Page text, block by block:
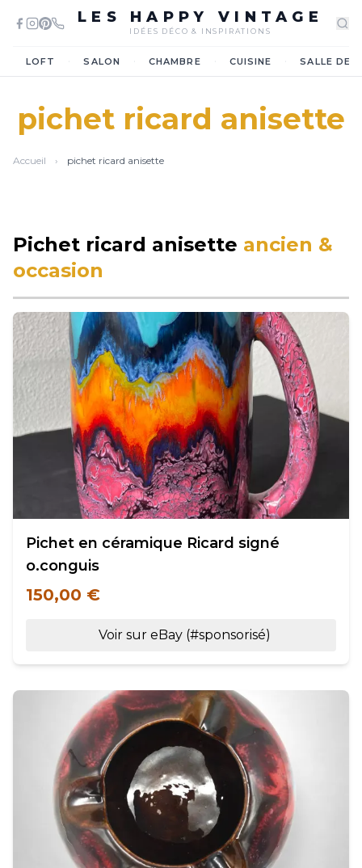
LES HAPPY VINTAGE
IDÉES DÉCO & INSPIRATIONS
LOFT SALON CHAMBRE CUISINE SALLE DE
pichet ricard anisette
Accueil › pichet ricard anisette
Pichet ricard anisette ancien &
occasion
Pichet en céramique Ricard signé
o.conguis
150,00 €
Voir sur eBay (#sponsorisé)